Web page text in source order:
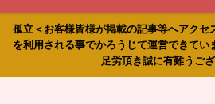
孤立＜お客様皆様が掲載の記事等へアクセ
を利用される事でかろうじて運営できてい
足労頂き誠に有難うござ